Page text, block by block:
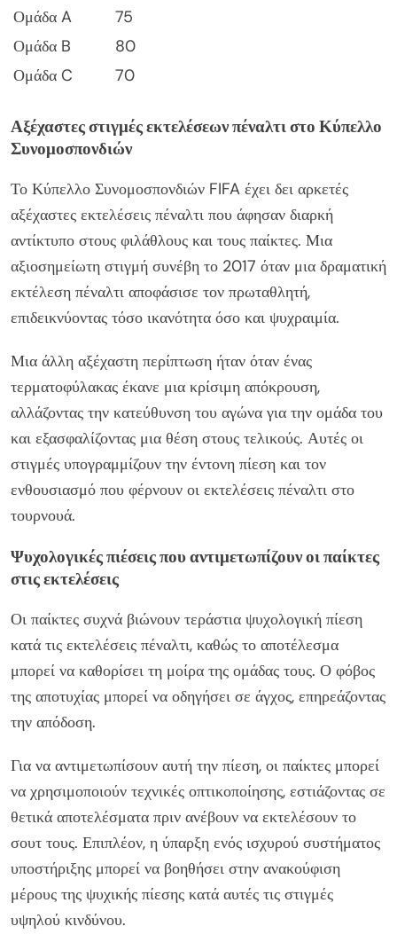
Ομάδα A
75
Ομάδα B
80
Ομάδα C
70
Αξέχαστες στιγμές εκτελέσεων πέναλτι στο Κύπελλο
Συνομοσπονδιών
Το Κύπελλο Συνομοσπονδιών FIFA έχει δει αρκετές
αξέχαστες εκτελέσεις πέναλτι που άφησαν διαρκή
αντίκτυπο στους φιλάθλους και τους παίκτες. Μια
αξιοσημείωτη στιγμή συνέβη το 2017 όταν μια δραματική
εκτέλεση πέναλτι αποφάσισε τον πρωταθλητή,
επιδεικνύοντας τόσο ικανότητα όσο και ψυχραιμία.
Μια άλλη αξέχαστη περίπτωση ήταν όταν ένας
τερματοφύλακας έκανε μια κρίσιμη απόκρουση,
αλλάζοντας την κατεύθυνση του αγώνα για την ομάδα του
και εξασφαλίζοντας μια θέση στους τελικούς. Αυτές οι
στιγμές υπογραμμίζουν την έντονη πίεση και τον
ενθουσιασμό που φέρνουν οι εκτελέσεις πέναλτι στο
τουρνουά.
Ψυχολογικές πιέσεις που αντιμετωπίζουν οι παίκτες
στις εκτελέσεις
Οι παίκτες συχνά βιώνουν τεράστια ψυχολογική πίεση
κατά τις εκτελέσεις πέναλτι, καθώς το αποτέλεσμα
μπορεί να καθορίσει τη μοίρα της ομάδας τους. Ο φόβος
της αποτυχίας μπορεί να οδηγήσει σε άγχος, επηρεάζοντας
την απόδοση.
Για να αντιμετωπίσουν αυτή την πίεση, οι παίκτες μπορεί
να χρησιμοποιούν τεχνικές οπτικοποίησης, εστιάζοντας σε
θετικά αποτελέσματα πριν ανέβουν να εκτελέσουν το
σουτ τους. Επιπλέον, η ύπαρξη ενός ισχυρού συστήματος
υποστήριξης μπορεί να βοηθήσει στην ανακούφιση
μέρους της ψυχικής πίεσης κατά αυτές τις στιγμές
υψηλού κινδύνου.